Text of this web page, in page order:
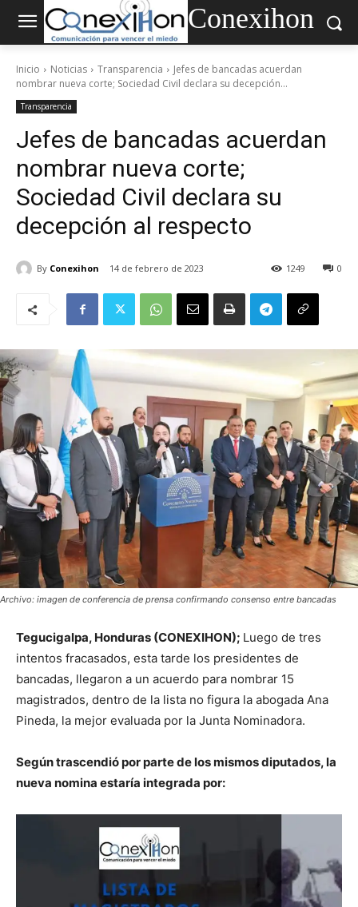
Conexihon
Inicio Noticias Transparencia
Jefes de bancadas acuerdan
nombrar nueva corte; Sociedad Civil declara su decepción...
Transparencia
Jefes de bancadas acuerdan
nombrar nueva corte;
Sociedad Civil declara su
decepción al respecto
By Conexihon 14 de febrero de 2023 0
1249
Archivo: imagen de conferencia de prensa confirmando consenso entre bancadas
Tegucigalpa, Honduras (CONEXIHON); Luego de tres
intentos fracasados, esta tarde los presidentes de
bancadas, llegaron a un acuerdo para nombrar 15
magistrados, dentro de la lista no figura la abogada Ana
Pineda, la mejor evaluada por la Junta Nominadora.
Según trascendió por parte de los mismos diputados, la
nueva nomina estaría integrada por: